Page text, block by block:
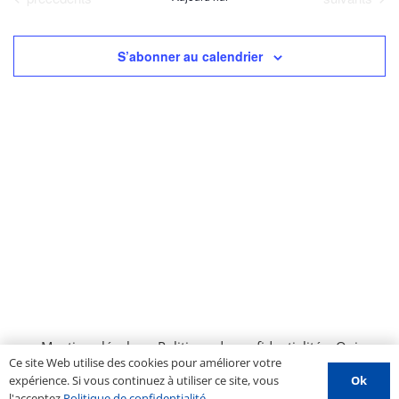
S’abonner au calendrier
Mentions légales–Politique de confidentialité–Qui
sommes nous ?–Contactez-nous –Espace PROS
Soumettre un évènement
Ce site Web utilise des cookies pour améliorer votre
expérience. Si vous continuez à utiliser ce site, vous
Ok